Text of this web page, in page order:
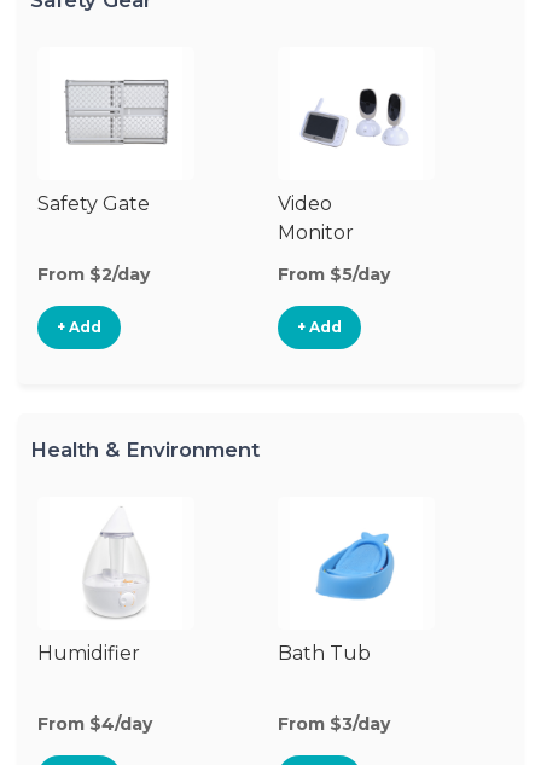
Safety Gate
From $2/day
+ Add
Video
Monitor
From $5/day
+ Add
Health & Environment
Humidifier
From $4/day
Bath Tub
From $3/day